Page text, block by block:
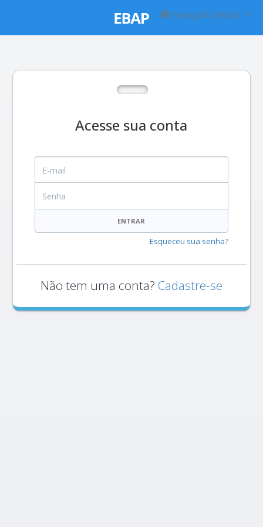
Português (Brasil)
Acesse sua conta
E-mail
ENTRAR
Esqueceu sua senha?
Não tem uma conta? Cadastre-se